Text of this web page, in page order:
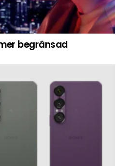
begränsad